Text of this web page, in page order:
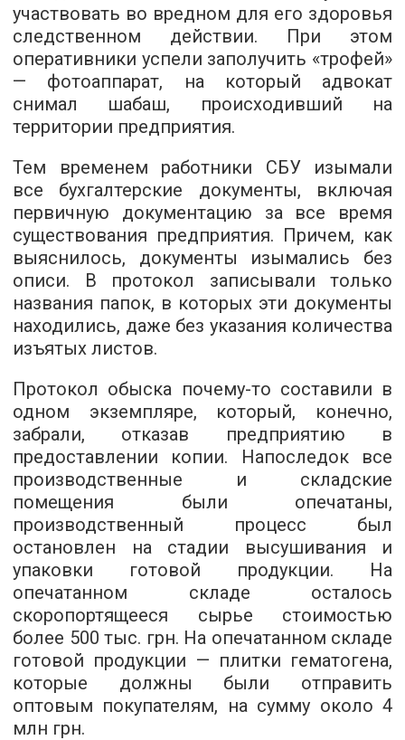
участвовать во вредном для его здоровья
следственном действии. При этом
оперативники успели заполучить «трофей»
— фотоаппарат, на который адвокат
снимал шабаш, происходивший на
территории предприятия.
Тем временем работники СБУ изымали
все бухгалтерские документы, включая
первичную документацию за все время
существования предприятия. Причем, как
выяснилось, документы изымались без
описи. В протокол записывали только
названия папок, в которых эти документы
находились, даже без указания количества
изъятых листов.
Протокол обыска почему-то составили в
одном экземпляре, который, конечно,
забрали, отказав предприятию в
предоставлении копии. Напоследок все
производственные и складские
помещения были опечатаны,
производственный процесс был
остановлен на стадии высушивания и
упаковки готовой продукции. На
опечатанном складе осталось
скоропортящееся сырье стоимостью
более 500 тыс. грн. На опечатанном складе
готовой продукции — плитки гематогена,
которые должны были отправить
оптовым покупателям, на сумму около 4
млн грн.